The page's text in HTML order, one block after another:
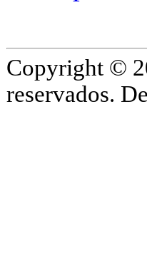
Copyright ©
reservados.